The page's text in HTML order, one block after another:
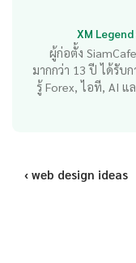
XM
ผู้ก่อตั้ง
มากกว่า 13 ปี ได้รับ
รู้ Forex, ไอที, AI แ
‹ web design ideas